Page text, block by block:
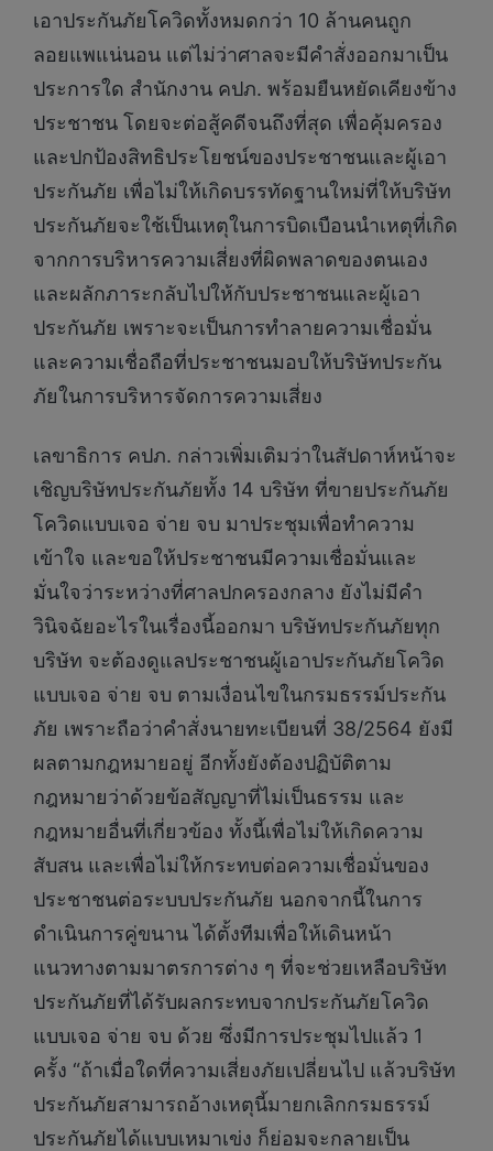
เอาประกันภัยโควิดทั้งหมดกว่า 10 ล้านคนถูก
ลอยแพแน่นอน แต่ไม่ว่าศาลจะมีคำสั่งออกมาเป็น
ประการใด สำนักงาน คปภ. พร้อมยืนหยัดเคียงข้าง
ประชาชน โดยจะต่อสู้คดีจนถึงที่สุด เพื่อคุ้มครอง
และปกป้องสิทธิประโยชน์ของประชาชนและผู้เอา
ประกันภัย เพื่อไม่ให้เกิดบรรทัดฐานใหม่ที่ให้บริษัท
ประกันภัยจะใช้เป็นเหตุในการบิดเบือนนำเหตุที่เกิด
จากการบริหารความเสี่ยงที่ผิดพลาดของตนเอง
และผลักภาระกลับไปให้กับประชาชนและผู้เอา
ประกันภัย เพราะจะเป็นการทำลายความเชื่อมั่น
และความเชื่อถือที่ประชาชนมอบให้บริษัทประกัน
ภัยในการบริหารจัดการความเสี่ยง
เลขาธิการ คปภ. กล่าวเพิ่มเติมว่าในสัปดาห์หน้าจะ
เชิญบริษัทประกันภัยทั้ง 14 บริษัท ที่ขายประกันภัย
โควิดแบบเจอ จ่าย จบ มาประชุมเพื่อทำความ
เข้าใจ และขอให้ประชาชนมีความเชื่อมั่นและ
มั่นใจว่าระหว่างที่ศาลปกครองกลาง ยังไม่มีคำ
วินิจฉัยอะไรในเรื่องนี้ออกมา บริษัทประกันภัยทุก
บริษัท จะต้องดูแลประชาชนผู้เอาประกันภัยโควิด
แบบเจอ จ่าย จบ ตามเงื่อนไขในกรมธรรม์ประกัน
ภัย เพราะถือว่าคำสั่งนายทะเบียนที่ 38/2564 ยังมี
ผลตามกฎหมายอยู่ อีกทั้งยังต้องปฏิบัติตาม
กฎหมายว่าด้วยข้อสัญญาที่ไม่เป็นธรรม และ
กฎหมายอื่นที่เกี่ยวข้อง ทั้งนี้เพื่อไม่ให้เกิดความ
สับสน และเพื่อไม่ให้กระทบต่อความเชื่อมั่นของ
ประชาชนต่อระบบประกันภัย นอกจากนี้ในการ
ดำเนินการคู่ขนาน ได้ตั้งทีมเพื่อให้เดินหน้า
แนวทางตามมาตรการต่าง ๆ ที่จะช่วยเหลือบริษัท
ประกันภัยที่ได้รับผลกระทบจากประกันภัยโควิด
แบบเจอ จ่าย จบ ด้วย ซึ่งมีการประชุมไปแล้ว 1
ครั้ง “ถ้าเมื่อใดที่ความเสี่ยงภัยเปลี่ยนไป แล้วบริษัท
ประกันภัยสามารถอ้างเหตุนี้มายกเลิกกรมธรรม์
ประกันภัยได้แบบเหมาเข่ง ก็ย่อมจะกลายเป็น